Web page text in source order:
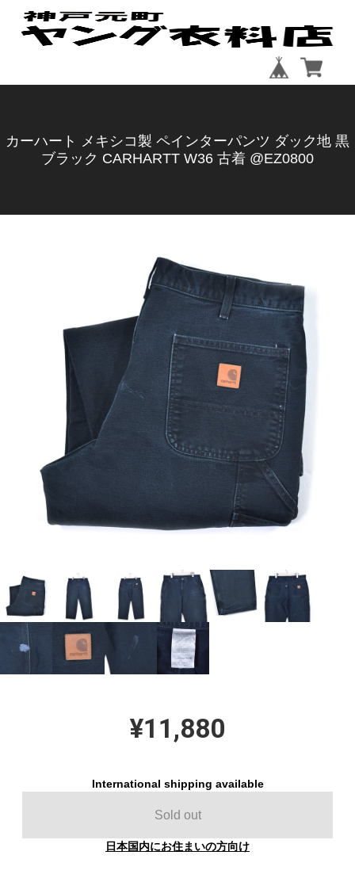
カーハート メキシコ製 ペインターパンツ ダック地 黒
ブラック CARHARTT W36 古着 @EZ0800
¥11,880
International shipping available
Sold out
日本国内にお住まいの方向け